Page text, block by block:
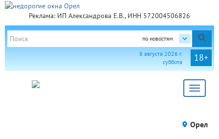
Реклама: ИП Александрова Е.В., ИНН 572004506826
по новостям
18+
8 августа 2026 г.
суббота
Toggle
Орел